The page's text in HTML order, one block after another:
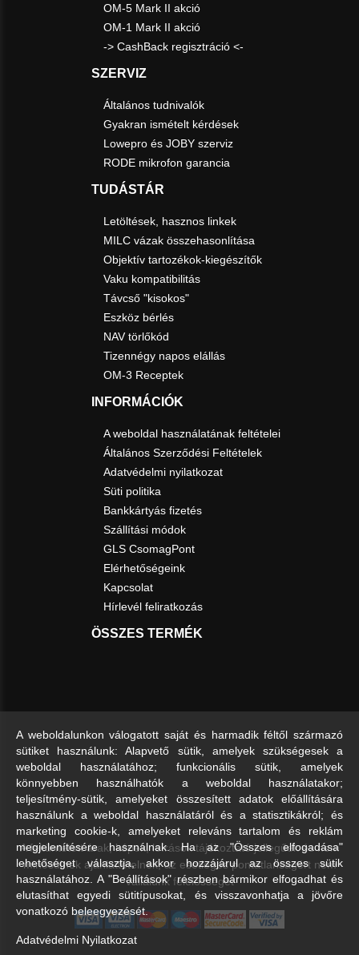
OM-5 Mark II akció
OM-1 Mark II akció
-> CashBack regisztráció <-
SZERVIZ
Általános tudnivalók
Gyakran ismételt kérdések
Lowepro és JOBY szerviz
RODE mikrofon garancia
TUDÁSTÁR
Letöltések, hasznos linkek
MILC vázak összehasonlítása
Objektív tartozékok-kiegészítők
Vaku kompatibilitás
Távcső "kisokos"
Eszköz bérlés
NAV törlőkód
Tizennégy napos elállás
OM-3 Receptek
INFORMÁCIÓK
A weboldal használatának feltételei
Általános Szerződési Feltételek
Adatvédelmi nyilatkozat
Süti politika
Bankkártyás fizetés
Szállítási módok
GLS CsomagPont
Elérhetőségeink
Kapcsolat
Hírlevél feliratkozás
ÖSSZES TERMÉK
A feltüntetett árak, képek, leírások tájékoztató jellegűek és nem
minősülnek ajánlattételnek, az esetleges pontatlanságért nem
vállalunk felelősséget
A weboldalunkon válogatott saját és harmadik féltől származó
sütiket használunk: Alapvető sütik, amelyek szükségesek a
weboldal használatához; funkcionális sütik, amelyek
könnyebben használhatók a weboldal használatakor;
teljesítmény-sütik, amelyeket összesített adatok előállítására
használunk a weboldal használatáról és a statisztikákról; és
marketing cookie-k, amelyeket releváns tartalom és reklám
megjelenítésére használnak. Ha az "Összes elfogadása"
lehetőséget választja, akkor hozzájárul az összes sütik
használatához. A "Beállítások" részben bármikor elfogadhat és
elutasíthat egyedi sütitípusokat, és visszavonhatja a jövőre
vonatkozó beleegyezését.
Adatvédelmi Nyilatkozat